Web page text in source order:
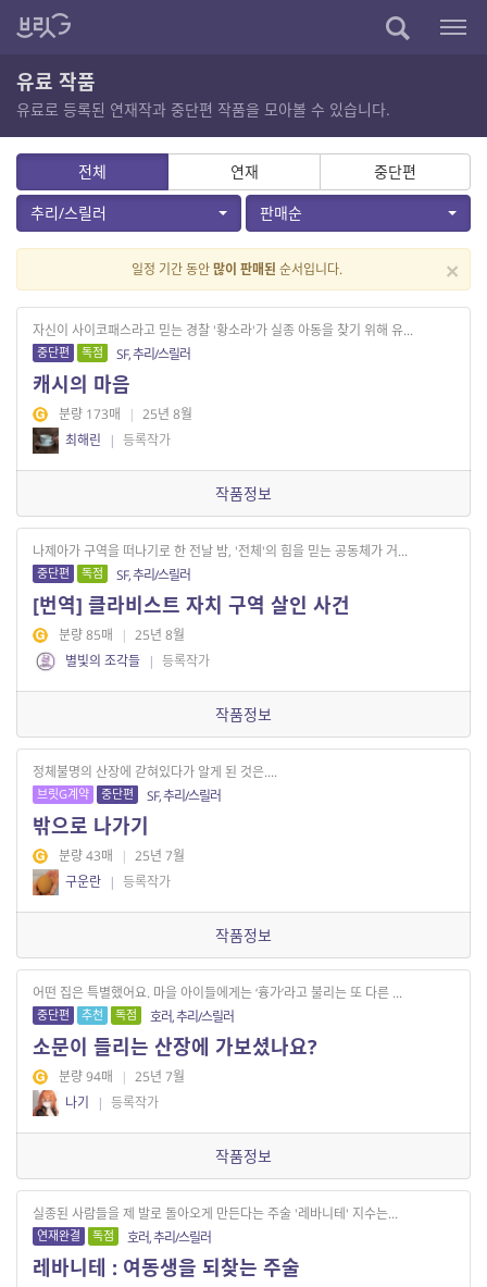
유료 작품
유료로 등록된 연재작과 중단편 작품을 모아볼 수 있습니다.
전체 연재
중단편
추리/스릴러
판매순
×
일정 기간 동안많이 판매된 순서입니다.
자신이 사이코패스라고 믿는 경찰 '황소라'가 실종 아동을 찾기 위해 유...
중단편 독점 SF, 추리/스릴러
캐시의 마음
분량 173매 | 25년 8월
최해린
| 등록작가
작품정보
나제아가 구역을 떠나기로 한 전날 밤, '전체'의 힘을 믿는 공동체가 거...
중단편 독점 SF, 추리/스릴러
[번역] 클라비스트 자치 구역 살인 사건
분량 85매 | 25년 8월
별빛의 조각들 | 등록작가
작품정보
정체불명의 산장에 갇혀있다가 알게 된 것은....
브릿G계약 중단편 SF, 추리/스릴러
밖으로 나가기
분량 43매 | 25년 7월
구운란 | 등록작가
작품정보
어떤 집은 특별했어요. 마을 아이들에게는 ‘흉가’라고 불리는 또 다른 ...
중단편 추천 독점 호러, 추리/스릴러
소문이 들리는 산장에 가보셨나요?
분량 94매 | 25년 7월
나기
| 등록작가
작품정보
실종된 사람들을 제 발로 돌아오게 만든다는 주술 '레바니테' 지수는...
연재완결 독점 호러, 추리/스릴러
레바니테 : 여동생을 되찾는 주술